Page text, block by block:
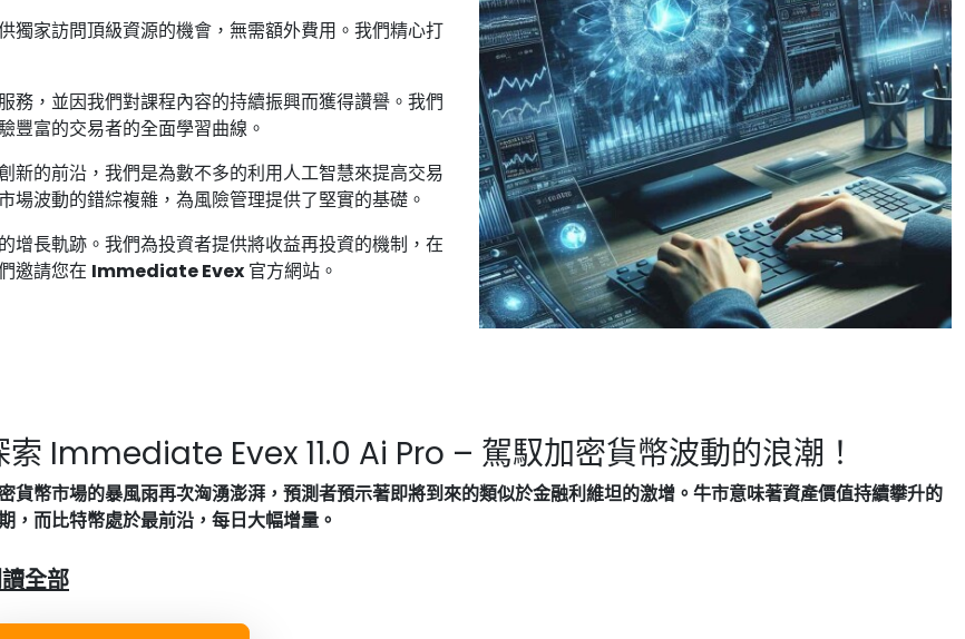
獨家訪問頂級資源的機會，無需額外費用。我們精心打
務，並因我們對課程內容的持續振興而獲得讚譽。我們
豐富的交易者的全面學習曲線。
新的前沿，我們是為數不多的利用人工智慧來提高交易
波動的錯綜複雜，為風險管理提供了堅實的基礎。
增長軌跡。我們為投資者提供將收益再投資的機制，在
邀請您在 Immediate Evex 官方網站。
索 Immediate Evex 11.0 Ai Pro – 駕馭加密貨幣波動的浪潮！
貨幣市場的暴風雨再次洶湧澎湃，預測者預示著即將到來的類似於金融利維坦的激增。牛市意味著資產價值持續攀升的
，而比特幣處於最前沿，每日大幅增量。
全部